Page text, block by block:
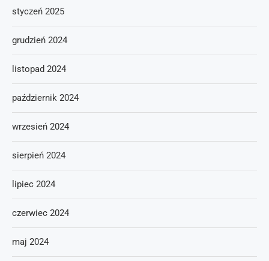
styczeń 2025
grudzień 2024
listopad 2024
październik 2024
wrzesień 2024
sierpień 2024
lipiec 2024
czerwiec 2024
maj 2024